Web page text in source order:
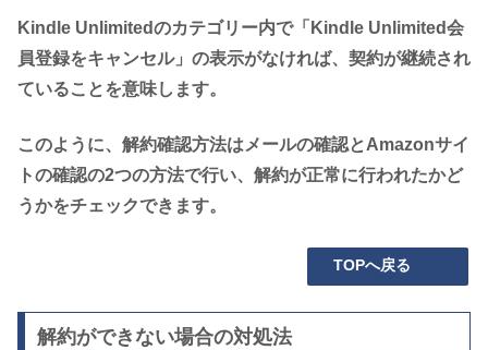
Kindle Unlimitedのカテゴリー内で「Kindle Unlimited会
員登録をキャンセル」の表示がなければ、契約が継続され
ていることを意味します。
このように、解約確認方法はメールの確認とAmazonサイ
トの確認の2つの方法で行い、解約が正常に行われたかど
うかをチェックできます。
TOPへ戻る
解約ができない場合の対処法